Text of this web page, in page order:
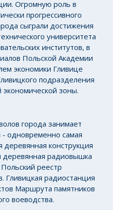
Огромную роль в
прогрессивного
сыграли достижения
университета
институтов, в
Польской Академии
экономики Гливице
подразделения
зоны.
города занимает
- одновременно самая
конструкция
деревянная радиовышка
реестр
Гливицкая радиостанция
Маршрута памятников
воеводства.